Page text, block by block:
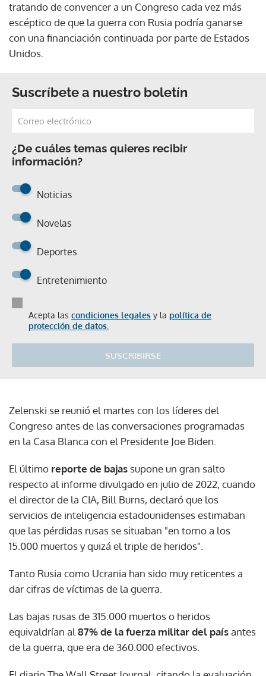
tratando de convencer a un Congreso cada vez más
escéptico de que la guerra con Rusia podría ganarse
con una financiación continuada por parte de Estados
Unidos.
Suscríbete a nuestro boletín
¿De cuáles temas quieres recibir
información?
Noticias
Novelas
Deportes
Entretenimiento
Acepta las condiciones legales y la política de
protección de datos.
SUSCRIBIRSE
Zelenski se reunió el martes con los líderes del
Congreso antes de las conversaciones programadas
en la Casa Blanca con el Presidente Joe Biden.
El último reporte de bajas supone un gran salto
respecto al informe divulgado en julio de 2022, cuando
el director de la CIA, Bill Burns, declaró que los
servicios de inteligencia estadounidenses estimaban
que las pérdidas rusas se situaban "en torno a los
15.000 muertos y quizá el triple de heridos".
Tanto Rusia como Ucrania han sido muy reticentes a
dar cifras de víctimas de la guerra.
Las bajas rusas de 315.000 muertos o heridos
equivaldrían al87% de la fuerza militar del paísantes
de la guerra, que era de 360.000 efectivos.